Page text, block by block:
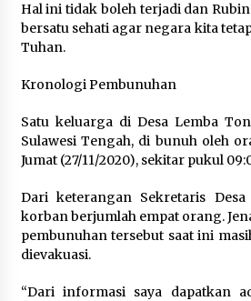
Hal ini tidak boleh terjadi dan
bersatu sehati agar negara kita
Tuhan.
Kronologi Pembunuhan
Satu keluarga di Desa Lemba
Sulawesi Tengah, di bunuh oleh
Jumat (27/11/2020), sekitar pukul
Dari keterangan Sekretaris Desa
korban berjumlah empat orang.
pembunuhan tersebut saat ini
dievakuasi.
“Dari informasi saya dapatkan